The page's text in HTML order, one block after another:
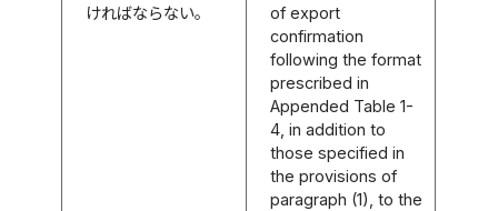
ければならない。
of export
confirmation
following the format
prescribed in
Appended Table 1-
4, in addition to
those specified in
the provisions of
paragraph (1), to the